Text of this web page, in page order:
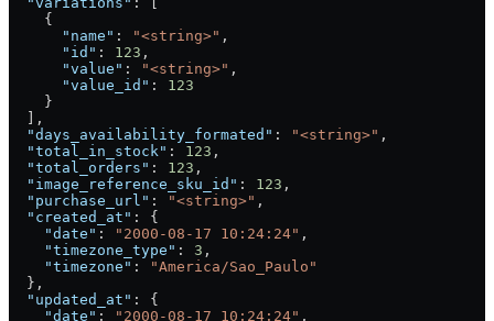
    {
      "name"
: "<string>" ,
      "id"
: 123 ,
      "value"
: "<string>" ,
      "value_id"
: 123
    }
  ],
  "days_availability_formated"
: "<string>" ,
  "total_in_stock"
: 123 ,
  "total_orders"
: 123 ,
  "image_reference_sku_id"
: 123 ,
  "purchase_url"
: "<string>" ,
  "created_at"
: {
    "date"
: "2000-08-17 10:24:24" ,
    "timezone_type"
: 3 ,
    "timezone"
:
"America/Sao_Paulo"
  },
  "updated_at"
: {
    "date"
: "2000-08-17 10:24:24" ,